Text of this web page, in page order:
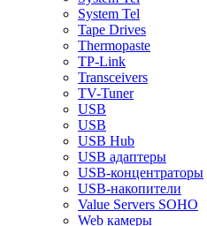
System Tel
Tape Drives
Thermopaste
TP-Link
Transceivers
TV-Tuner
USB
USB
USB Hub
USB адаптеры
USB-концентраторы
USB-накопители
Value Servers SOHO
Web камеры